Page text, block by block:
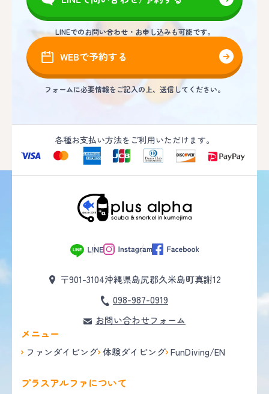
LINEでのお問い合わせ・お申し込みも可能です。
WEBで予約する
フォームに必要情報をご記入の上、送信してください。
各種お支払い方法をご利用いただけます。
〒901-3104沖縄県島尻郡久米島町真謝12
098-987-0919
お問い合わせフォーム
メニュー
ファンダイビング 体験ダイビング FunDiving/EN
プラスアルファについて